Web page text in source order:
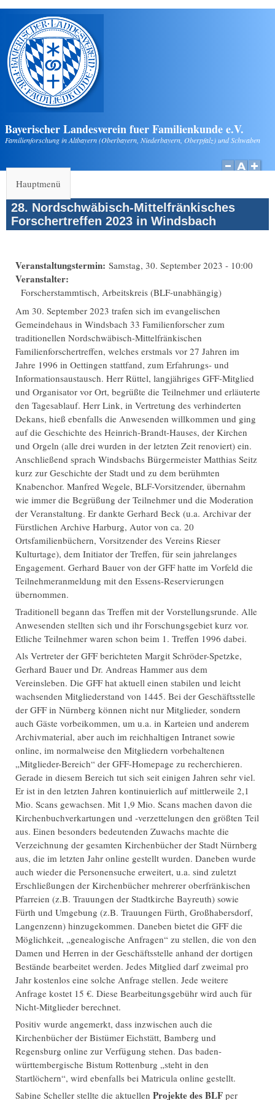
Direkt zum Inhalt
Bayerischer Landesverein fuer Familienkunde e.V.
Familienforschung in Altbayern (Oberbayern, Niederbayern, Oberpfalz) und Schwaben
Hauptmenü
28. Nordschwäbisch-Mittelfränkisches
Forschertreffen 2023 in Windsbach
Veranstaltungstermin: Samstag, 30. September 2023 - 10:00
Veranstalter:
Forscherstammtisch, Arbeitskreis (BLF-unabhängig)
Am 30. September 2023 trafen sich im evangelischen
Gemeindehaus in Windsbach 33 Familienforscher zum
traditionellen Nordschwäbisch-Mittelfränkischen
Familienforschertreffen, welches erstmals vor 27 Jahren im
Jahre 1996 in Oettingen stattfand, zum Erfahrungs- und
Informationsaustausch. Herr Rüttel, langjähriges GFF-Mitglied
und Organisator vor Ort, begrüßte die Teilnehmer und erläuterte
den Tagesablauf. Herr Link, in Vertretung des verhinderten
Dekans, hieß ebenfalls die Anwesenden willkommen und ging
auf die Geschichte des Heinrich-Brandt-Hauses, der Kirchen
und Orgeln (alle drei wurden in der letzten Zeit renoviert) ein.
Anschließend sprach Windsbachs Bürgermeister Matthias Seitz
kurz zur Geschichte der Stadt und zu dem berühmten
Knabenchor. Manfred Wegele, BLF-Vorsitzender, übernahm
wie immer die Begrüßung der Teilnehmer und die Moderation
der Veranstaltung. Er dankte Gerhard Beck (u.a. Archivar der
Fürstlichen Archive Harburg, Autor von ca. 20
Ortsfamilienbüchern, Vorsitzender des Vereins Rieser
Kulturtage), dem Initiator der Treffen, für sein jahrelanges
Engagement. Gerhard Bauer von der GFF hatte im Vorfeld die
Teilnehmeranmeldung mit den Essens-Reservierungen
übernommen.
Traditionell begann das Treffen mit der Vorstellungsrunde. Alle
Anwesenden stellten sich und ihr Forschungsgebiet kurz vor.
Etliche Teilnehmer waren schon beim 1. Treffen 1996 dabei.
Als Vertreter der GFF berichteten Margit Schröder-Spetzke,
Gerhard Bauer und Dr. Andreas Hammer aus dem
Vereinsleben. Die GFF hat aktuell einen stabilen und leicht
wachsenden Mitgliederstand von 1445. Bei der Geschäftsstelle
der GFF in Nürnberg können nicht nur Mitglieder, sondern
auch Gäste vorbeikommen, um u.a. in Karteien und anderem
Archivmaterial, aber auch im reichhaltigen Intranet sowie
online, im normalweise den Mitgliedern vorbehaltenen
„Mitglieder-Bereich“ der GFF-Homepage zu recherchieren.
Gerade in diesem Bereich tut sich seit einigen Jahren sehr viel.
Er ist in den letzten Jahren kontinuierlich auf mittlerweile 2,1
Mio. Scans gewachsen. Mit 1,9 Mio. Scans machen davon die
Kirchenbuchverkartungen und -verzettelungen den größten Teil
aus. Einen besonders bedeutenden Zuwachs machte die
Verzeichnung der gesamten Kirchenbücher der Stadt Nürnberg
aus, die im letzten Jahr online gestellt wurden. Daneben wurde
auch wieder die Personensuche erweitert, u.a. sind zuletzt
Erschließungen der Kirchenbücher mehrerer oberfränkischen
Pfarreien (z.B. Trauungen der Stadtkirche Bayreuth) sowie
Fürth und Umgebung (z.B. Trauungen Fürth, Großhabersdorf,
Langenzenn) hinzugekommen. Daneben bietet die GFF die
Möglichkeit, „genealogische Anfragen“ zu stellen, die von den
Damen und Herren in der Geschäftsstelle anhand der dortigen
Bestände bearbeitet werden. Jedes Mitglied darf zweimal pro
Jahr kostenlos eine solche Anfrage stellen. Jede weitere
Anfrage kostet 15 €. Diese Bearbeitungsgebühr wird auch für
Nicht-Mitglieder berechnet.
Positiv wurde angemerkt, dass inzwischen auch die
Kirchenbücher der Bistümer Eichstätt, Bamberg und
Regensburg online zur Verfügung stehen. Das baden-
württembergische Bistum Rottenburg „steht in den
Startlöchern“, wird ebenfalls bei Matricula online gestellt.
Sabine Scheller stellte die aktuellen Projekte des BLF per